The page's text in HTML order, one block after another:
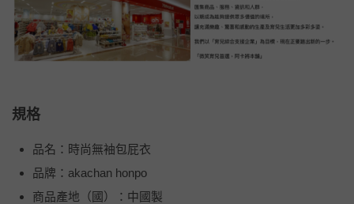
規格
品名：時尚無袖包屁衣
品牌：akachan honpo
商品產地（國）：中國製